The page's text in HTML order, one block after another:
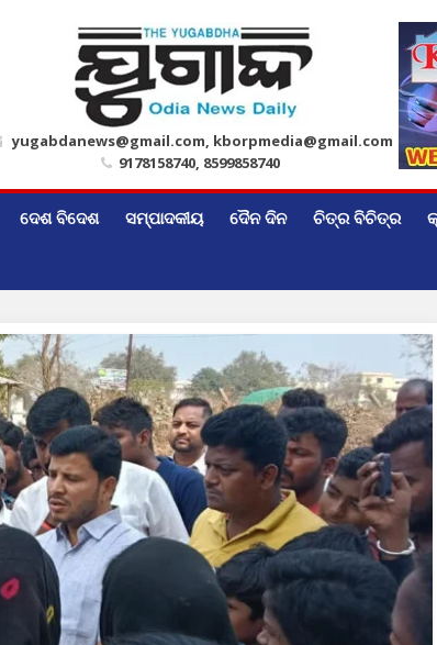
yugabdanews@gmail.com, kborpmedia@gmail.com
9178158740, 8599858740
ଦେଶ ବିଦେଶ ସମ୍ପାଦକୀୟ ଦୈନ ଦିନ ଚିତ୍ର ବିଚିତ୍ର